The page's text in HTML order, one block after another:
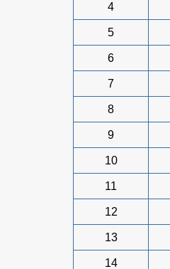
4
5
6
7
8
9
10
11
12
13
14